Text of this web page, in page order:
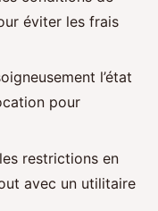
éviter les frais
l’état
pour
restrictions en
avec un utilitaire